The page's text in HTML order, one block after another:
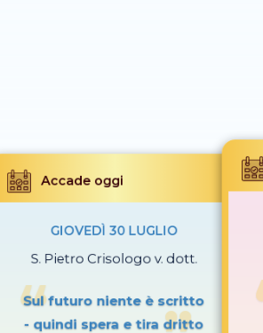
Accade oggi
GIOVEDÌ 30 LUGLIO
S. Pietro Crisologo v. dott.
Sul futuro niente è scritto
- quindi spera e tira dritto